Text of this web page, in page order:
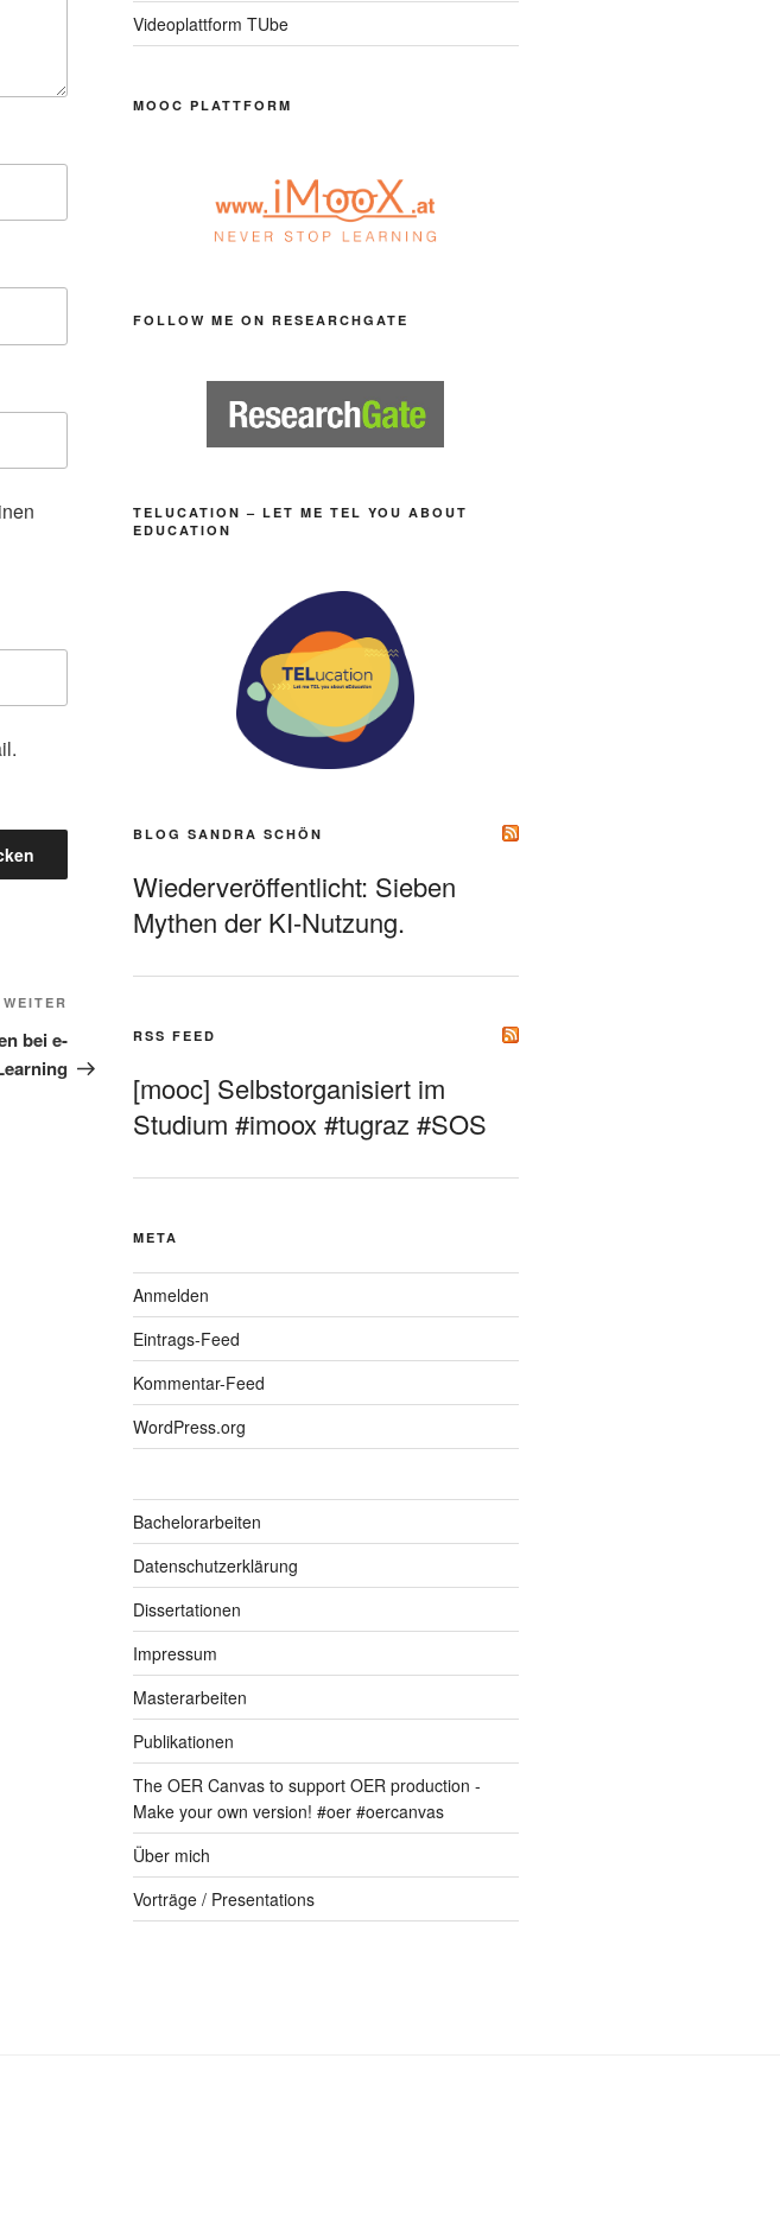
Beitrag
WEITER
bei e-
Videoplattform TUbe
MOOC PLATTFORM
FOLLOW ME ON RESEARCHGATE
TELUCATION – LET ME TEL YOU ABOUT
EDUCATION
BLOG SANDRA SCHÖN
Wiederveröffentlicht: Sieben
Mythen der KI-Nutzung.
RSS FEED
[mooc] Selbstorganisiert im
Studium #imoox #tugraz #SOS
META
Anmelden
Eintrags-Feed
Kommentar-Feed
WordPress.org
Bachelorarbeiten
Datenschutzerklärung
Dissertationen
Impressum
Masterarbeiten
Publikationen
The OER Canvas to support OER production -
Make your own version! #oer #oercanvas
Über mich
Vorträge / Presentations